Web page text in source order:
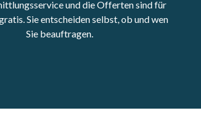
und die Offerten sind für
Sie entscheiden selbst, ob und wen
Sie beauftragen.